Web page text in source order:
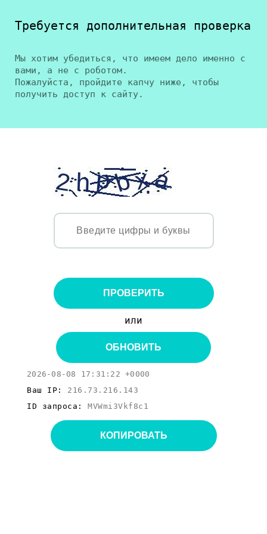
Требуется дополнительная проверка
Мы хотим убедиться, что имеем дело именно с
вами, а не с роботом.
Пожалуйста, пройдите капчу ниже, чтобы
получить доступ к сайту.
ПРОВЕРИТЬ
или
ОБНОВИТЬ
2026-08-08 17:31:22 +0000
Ваш IP: 216.73.216.143
ID запроса: MVWmi3Vkf8c1
КОПИРОВАТЬ